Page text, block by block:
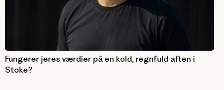
Fungerer jeres værdier på en kold, regnfuld aften i
Stoke?